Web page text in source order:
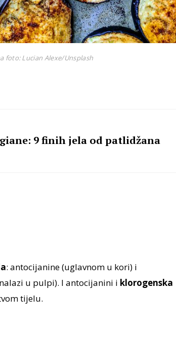
foto: Lucian Alexe/Unsplash
9 finih jela od patlidžana
: antocijanine (uglavnom u kori) i
u pulpi). I antocijanini i klorogenska
tijelu.